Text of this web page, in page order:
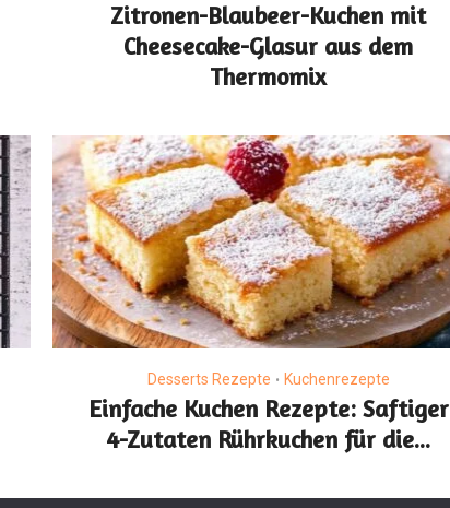
Zitronen-Blaubeer-Kuchen mit
Cheesecake-Glasur aus dem
Thermomix
Desserts Rezepte • Kuchenrezepte
Einfache Kuchen Rezepte: Saftiger
4-Zutaten Rührkuchen für die...